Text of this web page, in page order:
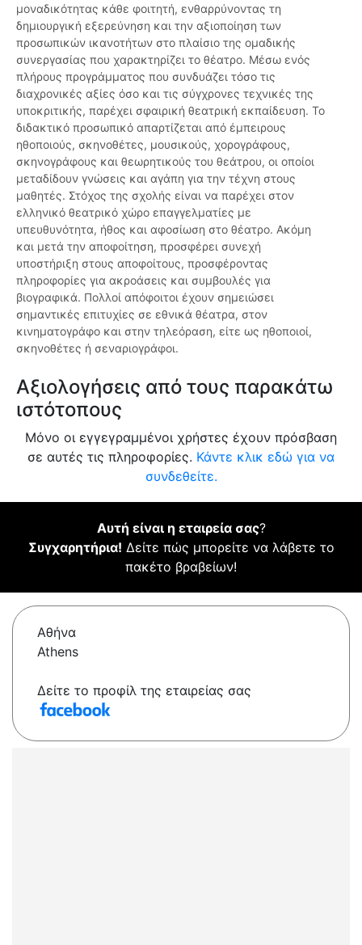
μοναδικότητας κάθε φοιτητή, ενθαρρύνοντας τη
δημιουργική εξερεύνηση και την αξιοποίηση των
προσωπικών ικανοτήτων στο πλαίσιο της ομαδικής
συνεργασίας που χαρακτηρίζει το θέατρο. Μέσω ενός
πλήρους προγράμματος που συνδυάζει τόσο τις
διαχρονικές αξίες όσο και τις σύγχρονες τεχνικές της
υποκριτικής, παρέχει σφαιρική θεατρική εκπαίδευση. Το
διδακτικό προσωπικό απαρτίζεται από έμπειρους
ηθοποιούς, σκηνοθέτες, μουσικούς, χορογράφους,
σκηνογράφους και θεωρητικούς του θεάτρου, οι οποίοι
μεταδίδουν γνώσεις και αγάπη για την τέχνη στους
μαθητές. Στόχος της σχολής είναι να παρέχει στον
ελληνικό θεατρικό χώρο επαγγελματίες με
υπευθυνότητα, ήθος και αφοσίωση στο θέατρο. Ακόμη
και μετά την αποφοίτηση, προσφέρει συνεχή
υποστήριξη στους αποφοίτους, προσφέροντας
πληροφορίες για ακροάσεις και συμβουλές για
βιογραφικά. Πολλοί απόφοιτοι έχουν σημειώσει
σημαντικές επιτυχίες σε εθνικά θέατρα, στον
κινηματογράφο και στην τηλεόραση, είτε ως ηθοποιοί,
σκηνοθέτες ή σεναριογράφοι.
Αξιολογήσεις από τους παρακάτω
ιστότοπους
Μόνο οι εγγεγραμμένοι χρήστες έχουν πρόσβαση
σε αυτές τις πληροφορίες. Κάντε κλικ εδώ για να
συνδεθείτε.
Αυτή είναι η εταιρεία σας?
Συγχαρητήρια! Δείτε πώς μπορείτε να λάβετε το
πακέτο βραβείων!
Αθήνα
Athens
Δείτε το προφίλ της εταιρείας σας